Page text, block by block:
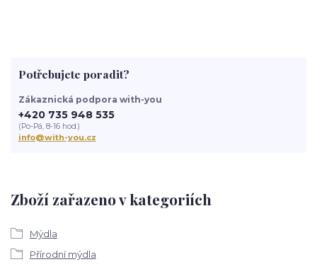
Zboží zařazeno v kategoriích
Mýdla
Přírodní mýdla
Potřebujete poradit?
Zákaznická podpora with-you
+420 735 948 535
(Po-Pá, 8-16 hod.)
info@with-you.cz